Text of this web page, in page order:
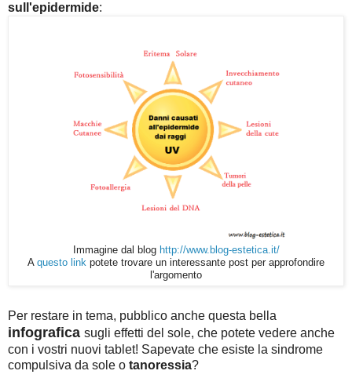
sull'epidermide:
Immagine dal blog http://www.blog-estetica.it/
A questo link potete trovare un interessante post per approfondire
l'argomento
Per restare in tema, pubblico anche questa bella
infografica sugli effetti del sole, che potete vedere anche
con i vostri nuovi tablet! Sapevate che esiste la sindrome
compulsiva da sole o tanoressia?